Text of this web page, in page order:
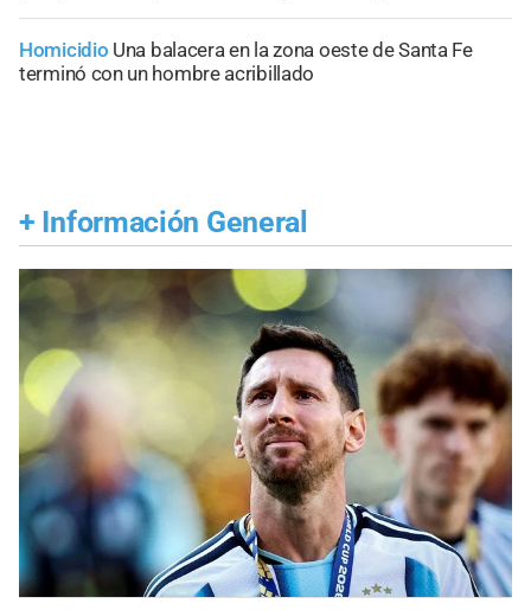
Homicidio Una balacera en la zona oeste de Santa Fe
terminó con un hombre acribillado
+ Información General